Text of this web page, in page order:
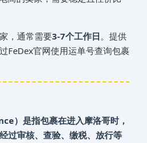
，通常需要3-7个工作日。提供
FeDex官网使用运单号查询包裹
）是指包裹在进入‌‌‌摩洛哥‌‌‌‌‌‌‌‌‌‌‌‌‌‌时，
过审核、查验、缴税、放行等